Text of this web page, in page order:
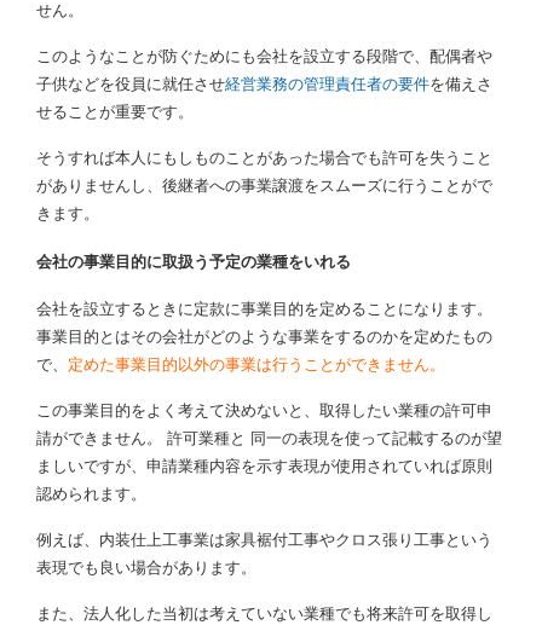
せん。
このようなことが防ぐためにも会社を設立する段階で、配偶者や
子供などを役員に就任させ経営業務の管理責任者の要件を備えさ
せることが重要です。
そうすれば本人にもしものことがあった場合でも許可を失うこと
がありませんし、後継者への事業譲渡をスムーズに行うことがで
きます。
会社の事業目的に取扱う予定の業種をいれる
会社を設立するときに定款に事業目的を定めることになります。
事業目的とはその会社がどのような事業をするのかを定めたもの
で、 定めた事業目的以外の事業は行うことができません。
この事業目的をよく考えて決めないと、取得したい業種の許可申
請ができません。 許可業種と 同一の表現を使って記載するのが望
ましいですが、申請業種内容を示す表現が使用されていれば原則
認められます。
例えば、内装仕上工事業は家具裾付工事やクロス張り工事という
表現でも良い場合があります。
また、法人化した当初は考えていない業種でも将来許可を取得し